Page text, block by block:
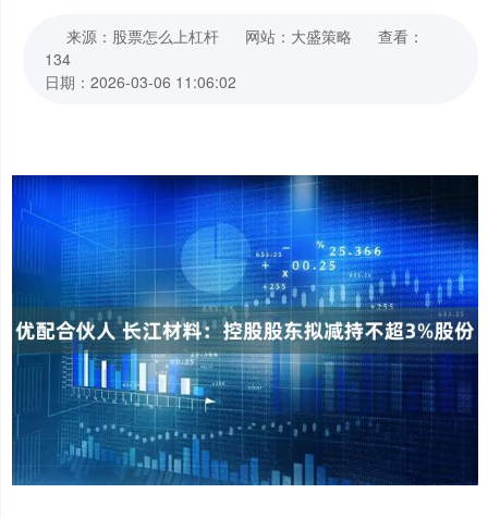
来源：股票怎么上杠杆 网站：大盛策略
查看：
134
日期：2026-03-06 11:06:02